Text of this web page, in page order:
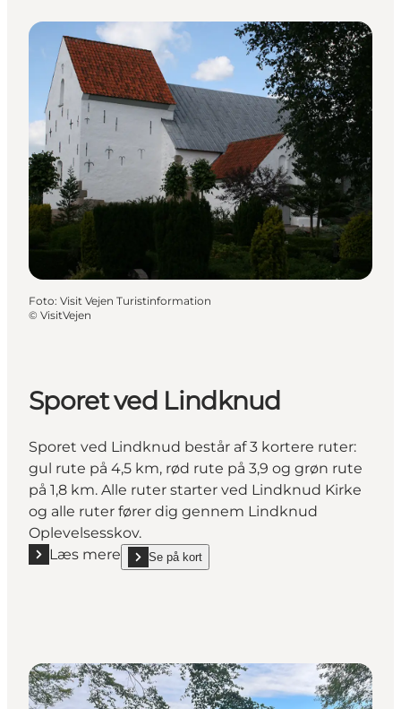
Foto: Visit Vejen Turistinformation
© VisitVejen
Sporet ved Lindknud
Sporet ved Lindknud består af 3 kortere ruter:
gul rute på 4,5 km, rød rute på 3,9 og grøn rute
på 1,8 km. Alle ruter starter ved Lindknud Kirke
og alle ruter fører dig gennem Lindknud
Oplevelsesskov.
Læs mere
Læs mere "Sporet ved Lindknud"
Se på kort
show Sporet ved Lindknud on_map